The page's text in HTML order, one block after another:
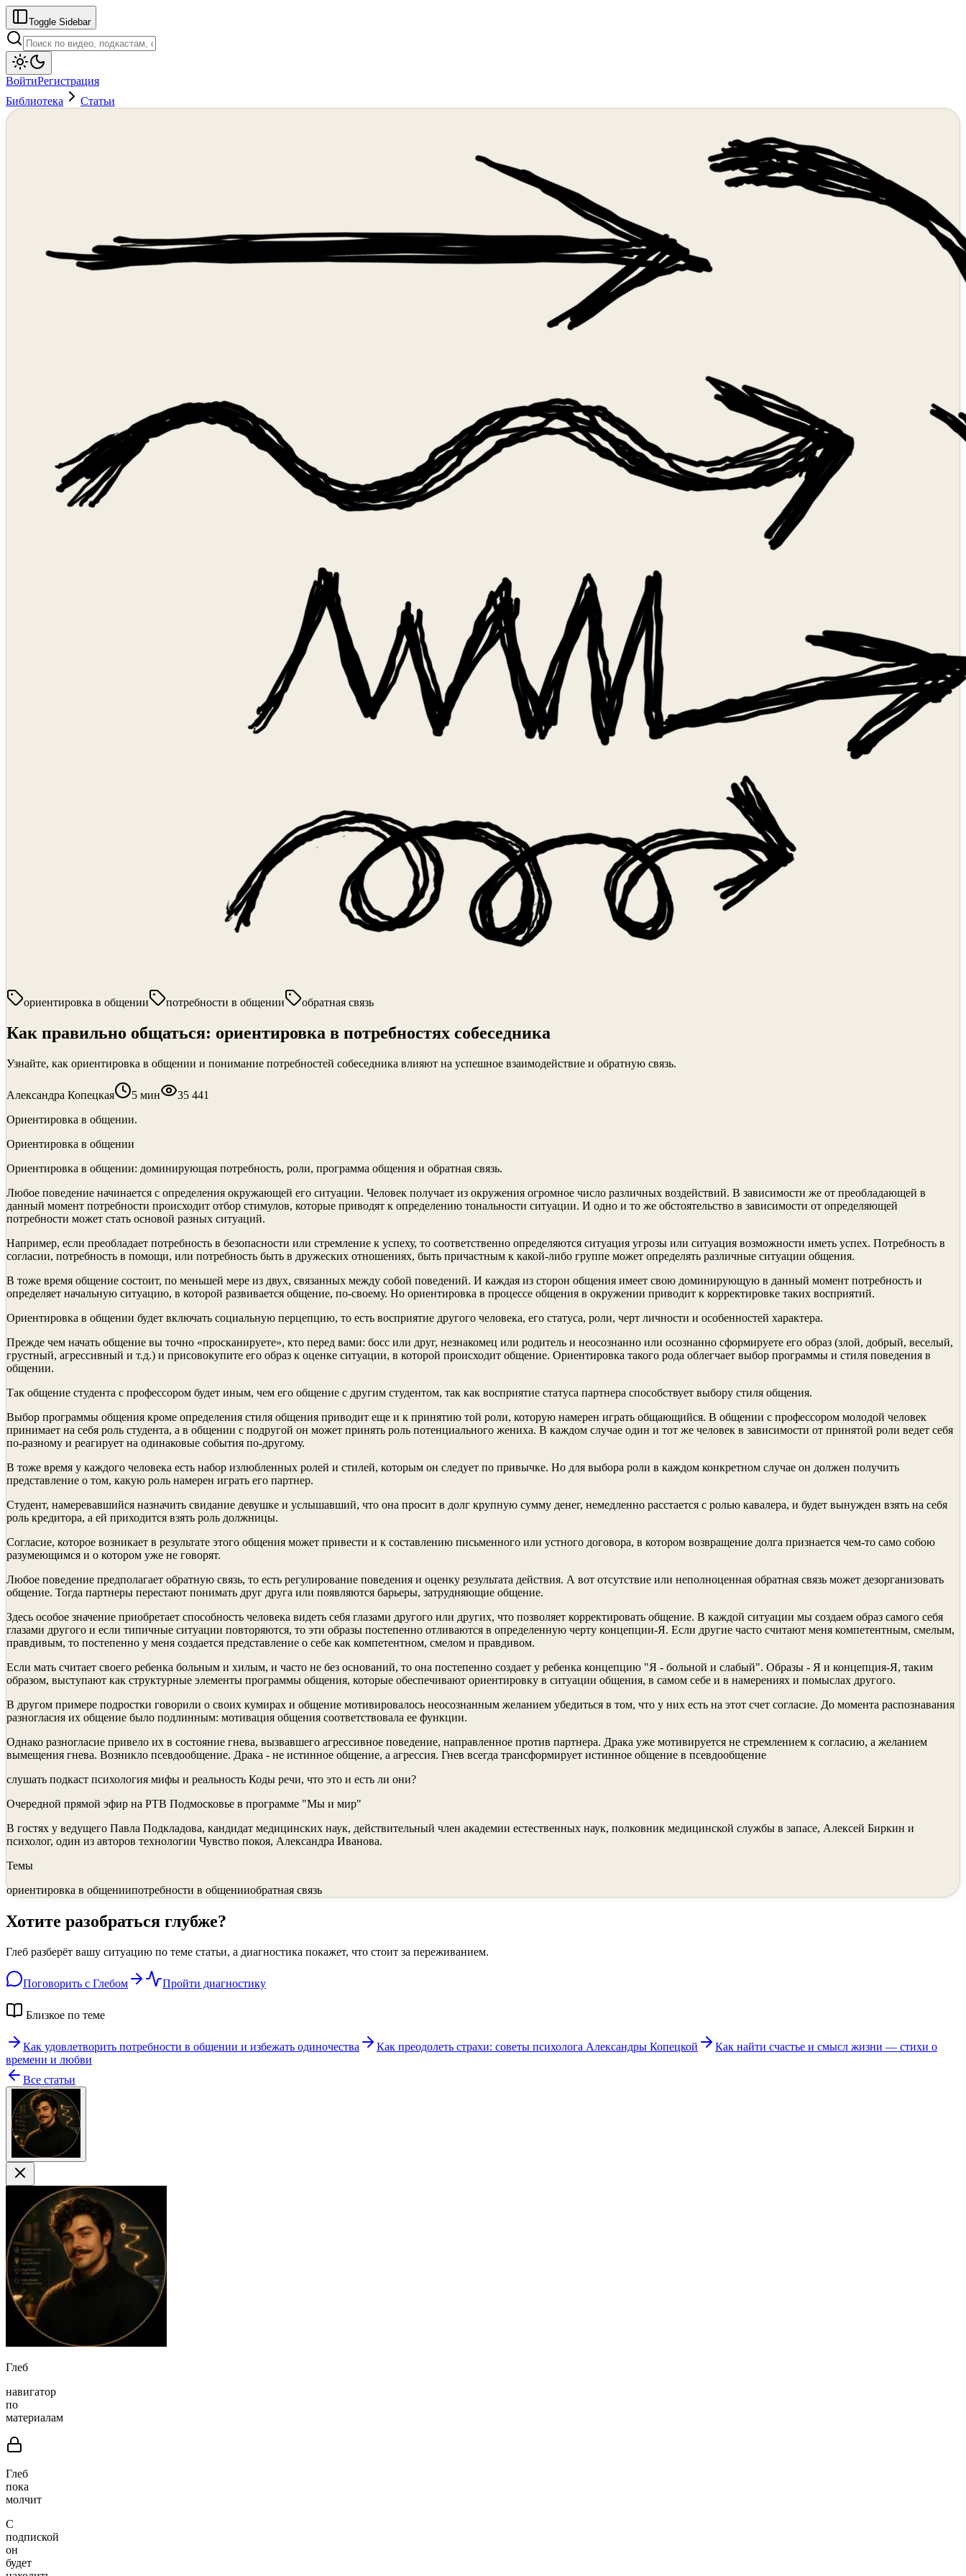
Toggle Sidebar
ВойтиРегистрация
Библиотека
Статьи
ориентировка в общении потребности в общении обратная связь
Как правильно общаться: ориентировка в потребностях собеседника
Узнайте, как ориентировка в общении и понимание потребностей собеседника влияют на успешное взаимодействие и обратную связь.
Александра Копецкая 5 мин
35 441
Ориентировка в общении.
Ориентировка в общении
Ориентировка в общении: доминирующая потребность, роли, программа общения и обратная связь.
Любое поведение начинается с определения окружающей его ситуации. Чело­век получает из окружения огромное число различных воздействий. В зависимости же от преобладающей в
данный момент потребности происходит отбор стимулов, которые приводят к определению тональности ситуации. И одно и то же обстоятельство в зависимости от определяющей
потребности может стать основой разных си­туаций.
Например, если преоб­ладает потребность в безопасности или стремление к успеху, то со­ответственно определяются ситуация угрозы или ситуация возмож­ности иметь успех. Потребность в
согласии, потребность в по­мощи, или потребность быть в дружеских отношениях, быть причастным к какой-либо группе может определять различные ситуации общения.
В тоже время общение состоит, по меньшей мере из двух, связанных меж­ду собой поведений. И каждая из сторон общения имеет свою доминирующую в данный момент потребность и
определяет начальную ситуацию, в которой развивается общение, по-своему. Но ориентировка в процессе общения в окружении приводит к корректировке таких восприятий.
Ориентировка в общении будет включать социальную перцепцию, то есть восприятие другого человека, его статуса, роли, черт личности и особенностей характера.
Прежде чем начать общение вы точно «просканируете», кто перед вами: босс или друг, незнакомец или родитель и неосознанно или осознанно сформируете его образ (злой, добрый, веселый,
грустный, агрессивный и т.д.) и присовокупите его образ к оценке ситуации, в которой происходит общение. Ори­ентировка такого рода облегчает выбор программы и стиля поведе­ния в
общении.
Так общение студента с профессором будет иным, чем его общение с другим студентом, так как восприятие статуса парт­нера способствует выбору стиля общения.
Выбор программы общения кроме определения сти­ля общения приводит еще и к принятию той роли, которую намерен играть об­щающийся. В общении с профессором молодой человек
принимает на себя роль студента, а в общении с подругой он может принять роль потенциального жениха. В каждом случае один и тот же чело­век в зависимости от принятой роли ведет себя
по-разному и реагирует на одинаковые события по-другому.
В тоже время у каждого человека есть набор излюбленных ролей и сти­лей, которым он следует по привычке. Но для выбора роли в каждом конкретном случае он должен получить
представление о том, какую роль намерен играть его партнер.
Студент, намеревавшийся назначить свидание девушке и услышавший, что она просит в долг крупную сумму денег, немед­ленно расстается с ролью кавалера, и будет вынужден взять на себя
роль кредитора, а ей приходится взять роль должницы.
Согласие, которое возникает в резуль­тате этого общения может привести и к составлению письменного или устного договора, в котором возвраще­ние долга признается чем-то само собою
разумеющимся и о котором уже не говорят.
Любое поведение предполагает обратную связь, то есть регулирование поведения и оценку результата действия. А вот отсутствие или неполноценная обратная связь может дез­организовать
общение. Тогда партнеры перестают понимать друг друга или появляются барьеры, затрудняющие общение.
Здесь особое значение приобретает способность человека видеть себя глазами другого или других, что позволяет корректи­ровать общение. В каждой ситуации мы создаем образ самого себя
глазами другого и если типичные ситуации повторяются, то эти образы постепенно отливаются в определенную черту кон­цепции-Я. Если другие часто считают меня компетентным, сме­лым,
правдивым, то постепенно у меня создается представление о себе как компетентном, смелом и правдивом.
Если мать считает своего ребенка больным и хилым, и часто не без оснований, то она постепенно создает у ребенка концепцию "Я - больной и слабый". Образы - Я и концепция-Я, таким
образом, выступают как структурные элементы программы общения, которые обеспечи­вают ориентировку в ситуации общения, в самом себе и в намере­ниях и помыслах другого.
В другом примере подростки говорили о своих кумирах и общение мотивировалось неосознанным желанием убедиться в том, что у них есть на этот счет согласие. До момента распознавания
разногласия их общение было подлинным: мотивация общения со­ответствовала ее функции.
Однако разногласие привело их в со­стояние гнева, вызвавшего агрессивное поведение, направленное против партнера. Драка уже мотивируется не стремлением к согла­сию, а желанием
вымещения гнева. Возникло псевдообщение. Драка - не истинное общение, а агрес­сия. Гнев всегда трансформирует истинное обще­ние в псевдообщение
слушать подкаст психология мифы и реальность Коды речи, что это и есть ли они?
Очередной прямой эфир на РТВ Подмосковье в программе "Мы и мир"
В гостях у ведущего Павла Подкладова, кандидат медицинских наук, действительный член академии естественных наук, полковник медицинской службы в запасе, Алексей Биркин и
психолог, один из авторов технологии Чувство покоя, Александра Иванова.
Темы
ориентировка в общениипотребности в общенииобратная связь
Хотите разобраться глубже?
Глеб разберёт вашу ситуацию по теме статьи, а диагностика покажет, что стоит за переживанием.
Поговорить с Глебом Пройти диагностику
Близкое по теме
Как удовлетворить потребности в общении и избежать одиночества Как преодолеть страхи: советы психолога Александры Копецкой
Как найти счастье и смысл жизни — стихи о
времени и любви
Все статьи
Глеб
навигатор
по
материалам
Глеб
пока
молчит
С
подпиской
он
будет